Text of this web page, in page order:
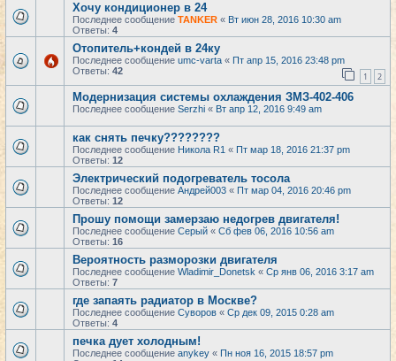
Хочу кондиционер в 24
Последнее сообщение TANKER « Вт июн 28, 2016 10:30 am
Ответы: 4
Отопитель+кондей в 24ку
Последнее сообщение umc-varta « Пт апр 15, 2016 23:48 pm
Ответы: 42 1 2
Модернизация системы охлаждения ЗМЗ-402-406
Последнее сообщение Serzhi « Вт апр 12, 2016 9:49 am
как снять печку????????
Последнее сообщение Никола R1 « Пт мар 18, 2016 21:37 pm
Ответы: 12
Электрический подогреватель тосола
Последнее сообщение Андрей003 « Пт мар 04, 2016 20:46 pm
Ответы: 12
Прошу помощи замерзаю недогрев двигателя!
Последнее сообщение Серый « Сб фев 06, 2016 10:56 am
Ответы: 16
Вероятность разморозки двигателя
Последнее сообщение Wladimir_Donetsk « Ср янв 06, 2016 3:17 am
Ответы: 7
где запаять радиатор в Москве?
Последнее сообщение Суворов « Ср дек 09, 2015 0:28 am
Ответы: 4
печка дует холодным!
Последнее сообщение anykey « Пн ноя 16, 2015 18:57 pm